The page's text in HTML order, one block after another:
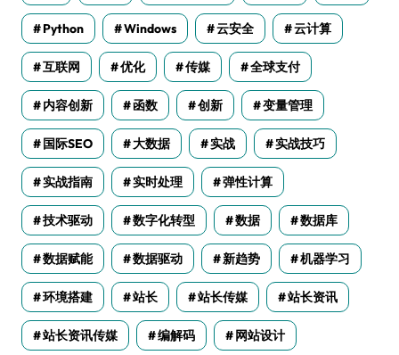
Python Windows 云安全 云计算
互联网 优化 传媒 全球支付
内容创新 函数 创新 变量管理
国际SEO 大数据 实战 实战技巧
实战指南 实时处理 弹性计算
技术驱动 数字化转型 数据 数据库
数据赋能 数据驱动 新趋势 机器学习
环境搭建 站长 站长传媒 站长资讯
站长资讯传媒 编解码 网站设计